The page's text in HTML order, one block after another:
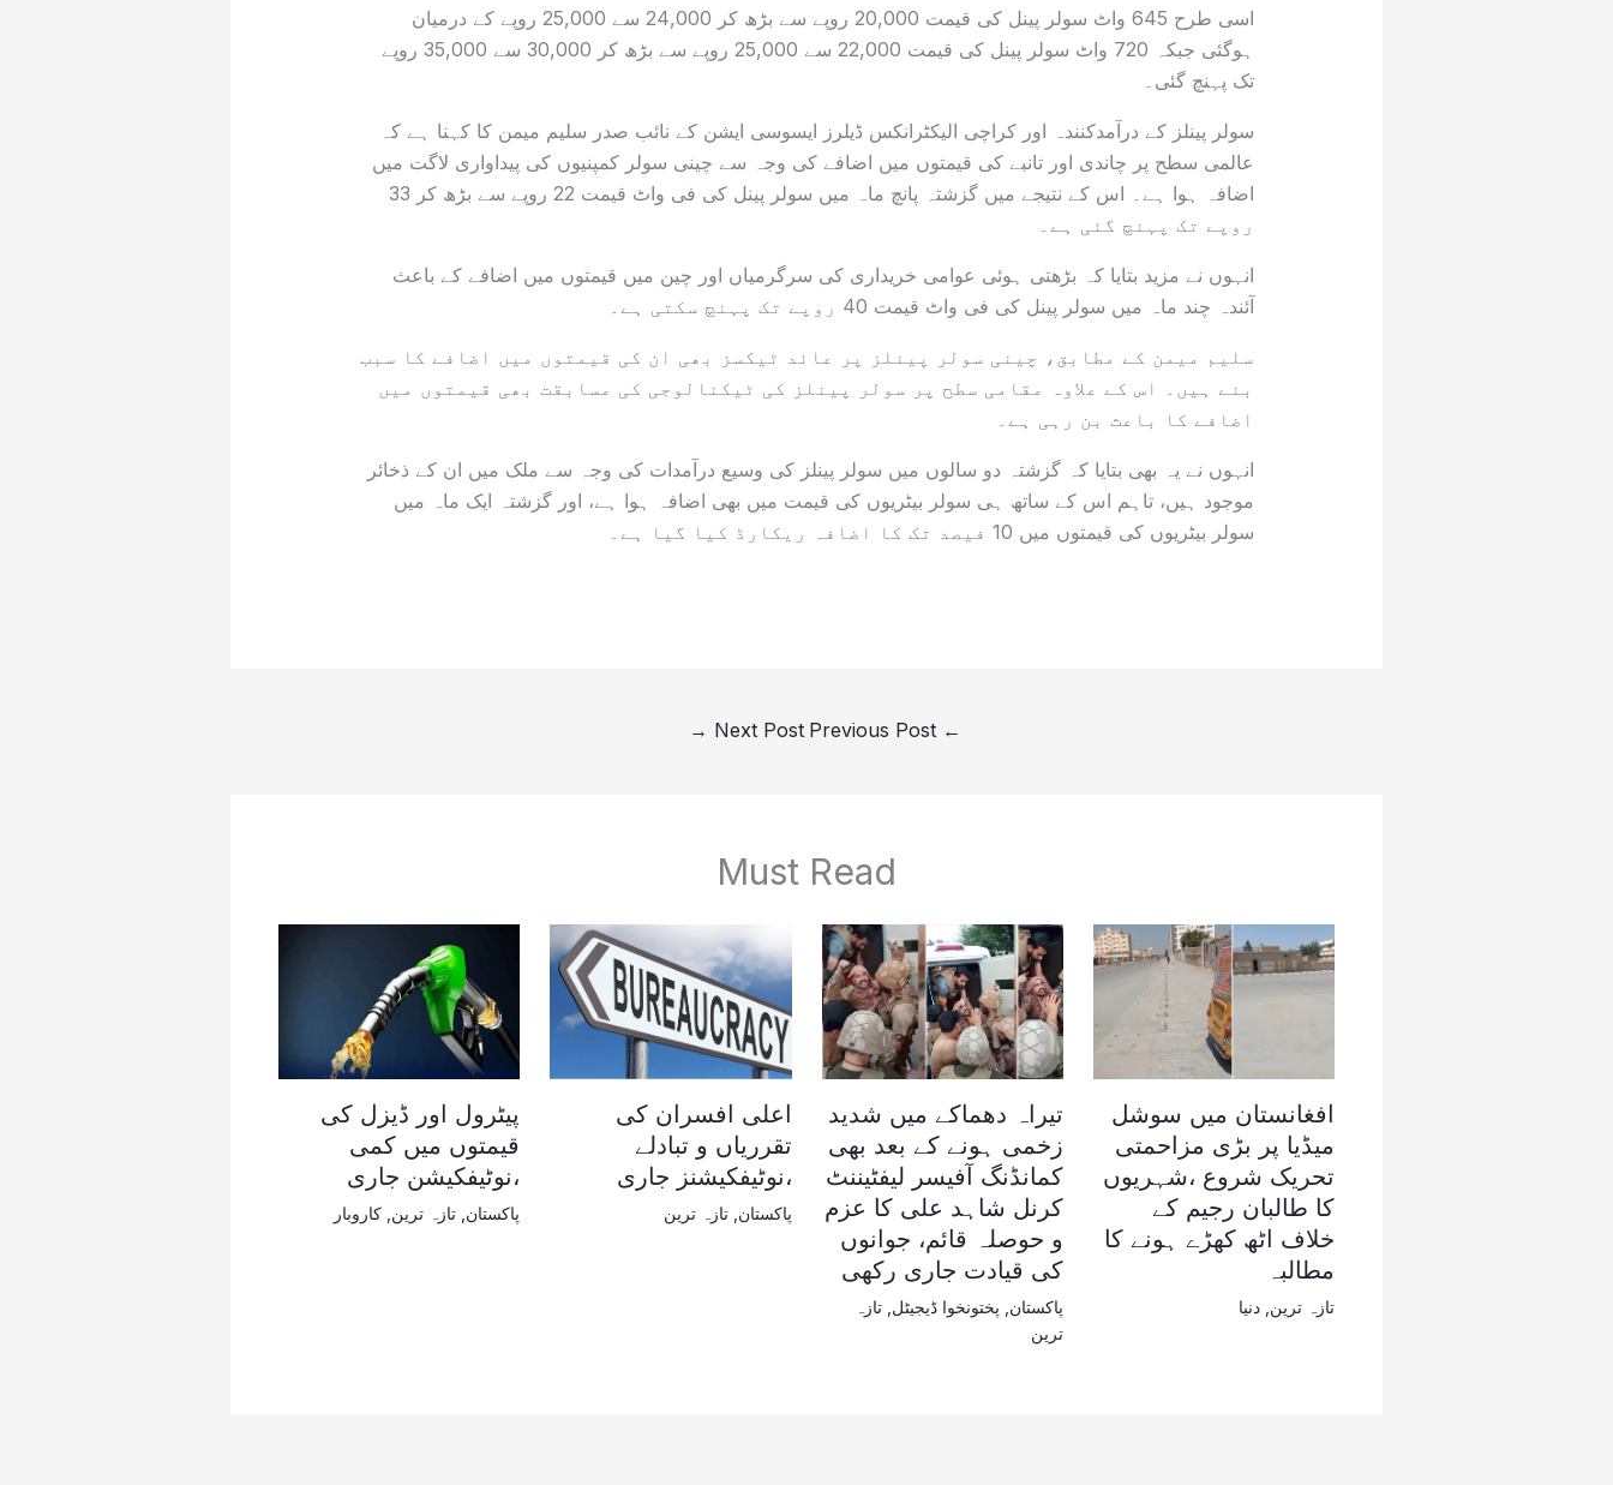
اسی طرح 645 واٹ سولر پینل کی قیمت 20,000 روپے سے بڑھ کر 24,000 سے 25,000 روپے کے درمیان
ہوگئی جبکہ 720 واٹ سولر پینل کی قیمت 22,000 سے 25,000 روپے سے بڑھ کر 30,000 سے 35,000 روپے
تک پہنچ گئی۔
سولر پینلز کے درآمدکنندہ اور کراچی الیکٹرانکس ڈیلرز ایسوسی ایشن کے نائب صدر سلیم میمن کا کہنا ہے کہ
عالمی سطح پر چاندی اور تانبے کی قیمتوں میں اضافے کی وجہ سے چینی سولر کمپنیوں کی پیداواری لاگت میں
اضافہ ہوا ہے۔ اس کے نتیجے میں گزشتہ پانچ ماہ میں سولر پینل کی فی واٹ قیمت 22 روپے سے بڑھ کر 33
روپے تک پہنچ گئی ہے۔
انہوں نے مزید بتایا کہ بڑھتی ہوئی عوامی خریداری کی سرگرمیاں اور چین میں قیمتوں میں اضافے کے باعث
آئندہ چند ماہ میں سولر پینل کی فی واٹ قیمت 40 روپے تک پہنچ سکتی ہے۔
سلیم میمن کے مطابق، چینی سولر پینلز پر عائد ٹیکسز بھی ان کی قیمتوں میں اضافے کا سبب
بنے ہیں۔ اس کے علاوہ مقامی سطح پر سولر پینلز کی ٹیکنالوجی کی مسابقت بھی قیمتوں میں
اضافے کا باعث بن رہی ہے۔
انہوں نے یہ بھی بتایا کہ گزشتہ دو سالوں میں سولر پینلز کی وسیع درآمدات کی وجہ سے ملک میں ان کے ذخائر
موجود ہیں، تاہم اس کے ساتھ ہی سولر بیٹریوں کی قیمت میں بھی اضافہ ہوا ہے، اور گزشتہ ایک ماہ میں
سولر بیٹریوں کی قیمتوں میں 10 فیصد تک کا اضافہ ریکارڈ کیا گیا ہے۔
←
Next Post
→
Must Read
افغانستان میں سوشل
میڈیا پر بڑی مزاحمتی
تحریک شروع ،شہریوں
کا طالبان رجیم کے
خلاف اٹھ کھڑے ہونے کا
مطالبہ
تازہ ترین دنیا
تیراہ دھماکے میں شدید
زخمی ہونے کے بعد بھی
کمانڈنگ آفیسر لیفٹیننٹ
کرنل شاہد علی کا عزم
و حوصلہ قائم، جوانوں
کی قیادت جاری رکھی
پاکستان پختونخوا ڈیجیٹل ,تازہ
ترین
اعلی افسران کی
تقرریاں و تبادلے
،نوٹیفکیشنز جاری
پاکستان ,تازہ ترین
پیٹرول اور ڈیزل کی
قیمتوں میں کمی
،نوٹیفکیشن جاری
پاکستان تازہ ترین کاروبار